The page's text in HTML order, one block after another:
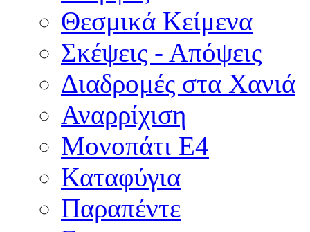
Θεσμικά Κείμενα
Σκέψεις - Απόψεις
Διαδρομές στα Χανιά
Αναρρίχιση
Μονοπάτι Ε4
Καταφύγια
Παραπέντε